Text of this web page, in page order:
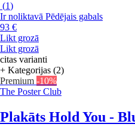
(1)
Ir noliktavā Pēdējais gabals
93 €
Likt grozā
Likt grozā
citas varianti
+ Kategorijas (2)
Premium -10%
The Poster Club
Plakāts Hold You -